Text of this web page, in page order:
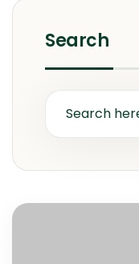
Search